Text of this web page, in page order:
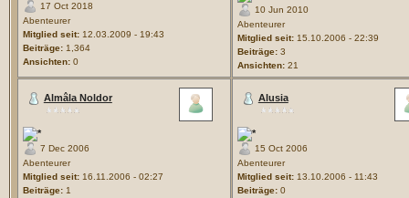
17 Oct 2018
Abenteurer
Mitglied seit:12.03.2009 - 19:43
Beiträge:1,364
Ansichten:0
10 Jun 2010
Abenteurer
Mitglied seit:15.10.2006 - 22:39
Beiträge:3
Ansichten:21
Almâla Noldor
7 Dec 2006
Abenteurer
Mitglied seit:16.11.2006 - 02:27
Beiträge:1
Alusia
15 Oct 2006
Abenteurer
Mitglied seit:13.10.2006 - 11:43
Beiträge:0